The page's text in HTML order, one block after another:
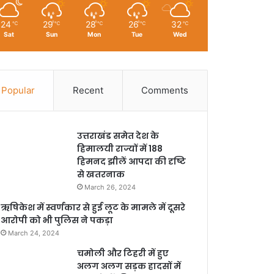
24 ℃
Sat
29 ℃
Sun
28 ℃
Mon
26 ℃
Tue
32 ℃
Wed
Popular Recent Comments
उत्तराखंड समेत देश के
हिमालयी राज्यों में 188
हिमनद झीलें आपदा की दृष्टि
से खतरनाक
March 26, 2024
ऋषिकेश में स्वर्णकार से हुई लूट के मामले में दूसरे
आरोपी को भी पुलिस ने पकड़ा
March 24, 2024
चमोली और टिहरी में हुए
अलग अलग सड़क हादसों में